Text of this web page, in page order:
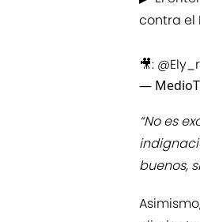
contra el
🎥:
—
“No es
buenos,